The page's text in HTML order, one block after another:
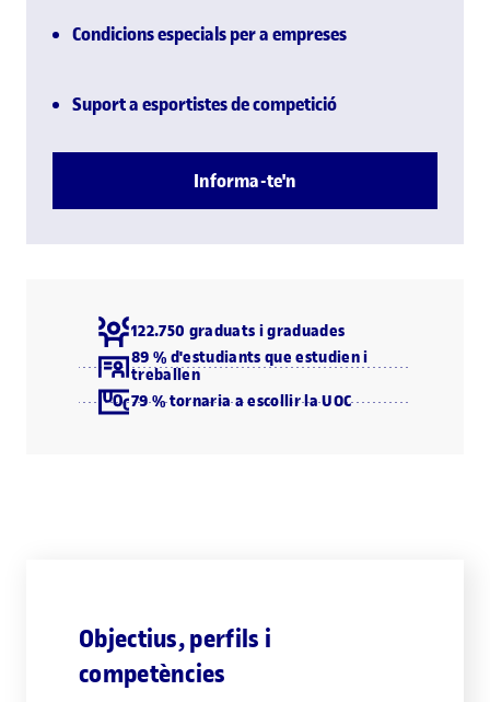
Condicions especials per a empreses
Suport a esportistes de competició
Informa-te'n
122.750 graduats i graduades
89 % d'estudiants que estudien i
treballen
79 % tornaria a escollir la UOC
Objectius, perfils i
competències